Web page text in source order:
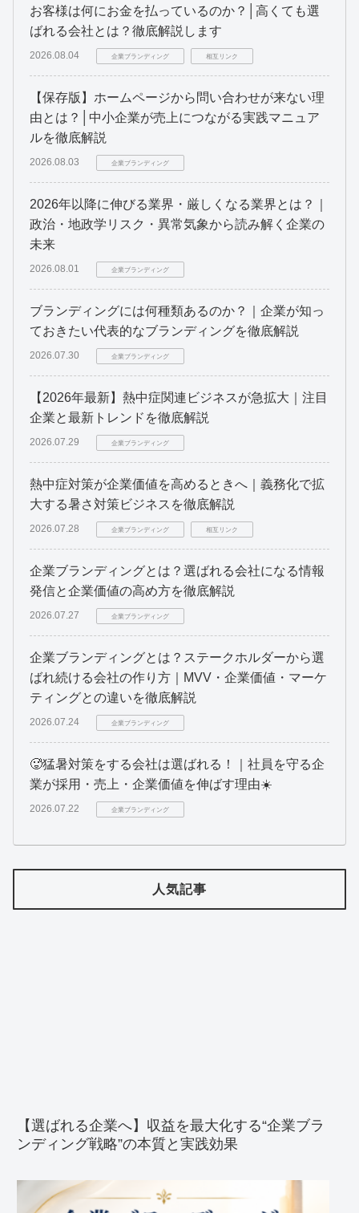
お客様は何にお金を払っているのか？│高くても選
ばれる会社とは？徹底解説します
2026.08.04 企業ブランディング 相互リンク
【保存版】ホームページから問い合わせが来ない理
由とは？│中小企業が売上につながる実践マニュア
ルを徹底解説
2026.08.03 企業ブランディング
2026年以降に伸びる業界・厳しくなる業界とは？｜
政治・地政学リスク・異常気象から読み解く企業の
未来
2026.08.01 企業ブランディング
ブランディングには何種類あるのか？｜企業が知っ
ておきたい代表的なブランディングを徹底解説
2026.07.30 企業ブランディング
【2026年最新】熱中症関連ビジネスが急拡大｜注目
企業と最新トレンドを徹底解説
2026.07.29 企業ブランディング
熱中症対策が企業価値を高めるときへ｜義務化で拡
大する暑さ対策ビジネスを徹底解説
2026.07.28 企業ブランディング 相互リンク
企業ブランディングとは？選ばれる会社になる情報
発信と企業価値の高め方を徹底解説
2026.07.27 企業ブランディング
企業ブランディングとは？ステークホルダーから選
ばれ続ける会社の作り方｜MVV・企業価値・マーケ
ティングとの違いを徹底解説
2026.07.24 企業ブランディング
🥵猛暑対策をする会社は選ばれる！｜社員を守る企
業が採用・売上・企業価値を伸ばす理由☀️
2026.07.22 企業ブランディング
人気記事
【選ばれる企業へ】収益を最大化する“企業ブラ
ンディング戦略”の本質と実践効果